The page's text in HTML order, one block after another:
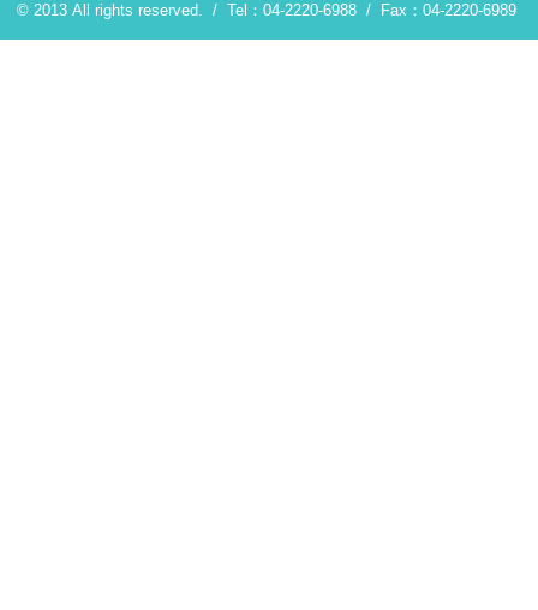
© 2013 All rights reserved. / Tel：04-2220-6988 / Fax：04-2220-6989